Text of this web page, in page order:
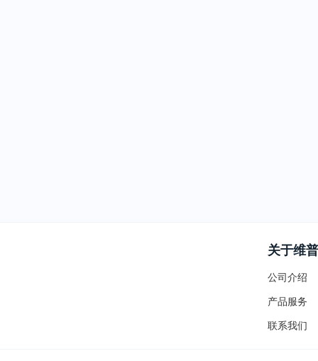
关于维普
公司介绍
产品服务
联系我们